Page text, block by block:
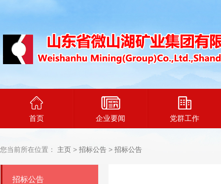
首页 企业要闻 党群工作
您当前所在位置： 主页 > 招标公告 > 招标公告
招标公告